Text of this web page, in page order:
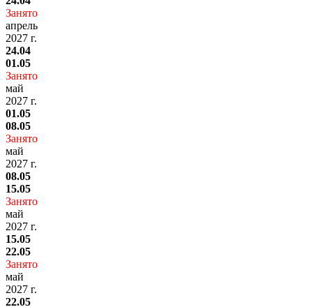
Занято
апрель
2027 г.
24.04
01.05
Занято
май
2027 г.
01.05
08.05
Занято
май
2027 г.
08.05
15.05
Занято
май
2027 г.
15.05
22.05
Занято
май
2027 г.
22.05